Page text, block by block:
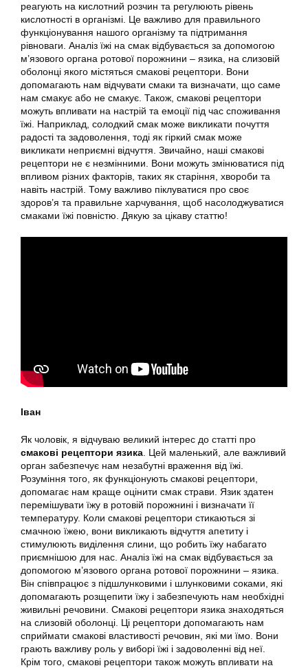
реагують на кислотний розчин та регулюють рівень
кислотності в організмі. Це важливо для правильного
функціонування нашого організму та підтримання
рівноваги. Аналіз їжі на смак відбувається за допомогою
м’язового органа ротової порожнини – язика, на слизовій
оболонці якого містяться смакові рецептори. Вони
допомагають нам відчувати смаки та визначати, що саме
нам смакує або не смакує. Також, смакові рецептори
можуть впливати на настрій та емоції під час споживання
їжі. Наприклад, солодкий смак може викликати почуття
радості та задоволення, тоді як гіркий смак може
викликати неприємні відчуття. Звичайно, наші смакові
рецептори не є незмінними. Вони можуть змінюватися під
впливом різних факторів, таких як старіння, хвороби та
навіть настрій. Тому важливо піклуватися про своє
здоров’я та правильне харчування, щоб насолоджуватися
смаками їжі повністю. Дякую за цікаву статтю!
Іван
Як чоловік, я відчуваю великий інтерес до статті про
смакові рецептори язика . Цей маленький, але важливий
орган забезпечує нам незабутні враження від їжі.
Розуміння того, як функціонують смакові рецептори,
допомагає нам краще оцінити смак страви. Язик здатен
перемішувати їжу в ротовій порожнині і визначати її
температуру. Коли смакові рецептори стикаються зі
смачною їжею, вони викликають відчуття апетиту і
стимулюють виділення слини, що робить їжу набагато
приємнішою для нас. Аналіз їжі на смак відбувається за
допомогою м’язового органа ротової порожнини – язика.
Він співпрацює з підшлунковими і шлунковими соками, які
допомагають розщепити їжу і забезпечують нам необхідні
живильні речовини. Смакові рецептори язика знаходяться
на слизовій оболонці. Ці рецептори допомагають нам
сприймати смакові властивості речовин, які ми їмо. Вони
грають важливу роль у виборі їжі і задоволенні від неї.
Крім того, смакові рецептори також можуть впливати на